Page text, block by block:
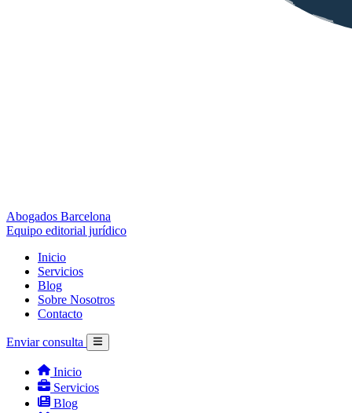
Abogados Barcelona
Equipo editorial jurídico
Inicio
Servicios
Blog
Sobre Nosotros
Contacto
Enviar consulta
Inicio
Servicios
Blog